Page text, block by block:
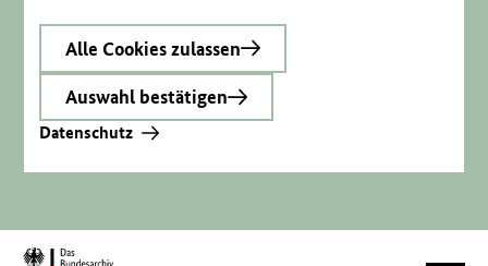
Alle Cookies zulassen
Auswahl bestätigen
Datenschutz
Zur